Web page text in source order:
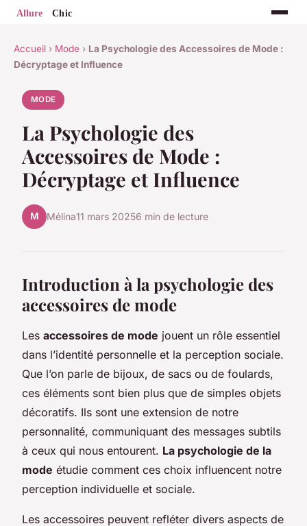
Accueil › Mode › La Psychologie des Accessoires de Mode :
Décryptage et Influence
MODE
La Psychologie des
Accessoires de Mode :
Décryptage et Influence
M Mélina11 mars 20256 min de lecture
Introduction à la psychologie des
accessoires de mode
Les accessoires de mode jouent un rôle essentiel
dans l’identité personnelle et la perception sociale.
Que l’on parle de bijoux, de sacs ou de foulards,
ces éléments sont bien plus que de simples objets
décoratifs. Ils sont une extension de notre
personnalité, communiquant des messages subtils
à ceux qui nous entourent. La psychologie de la
mode étudie comment ces choix influencent notre
perception individuelle et sociale.
Les accessoires peuvent refléter divers aspects de